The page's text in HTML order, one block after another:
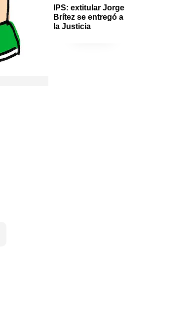
IPS: extitular Jorge
Brítez se entregó a
la Justicia